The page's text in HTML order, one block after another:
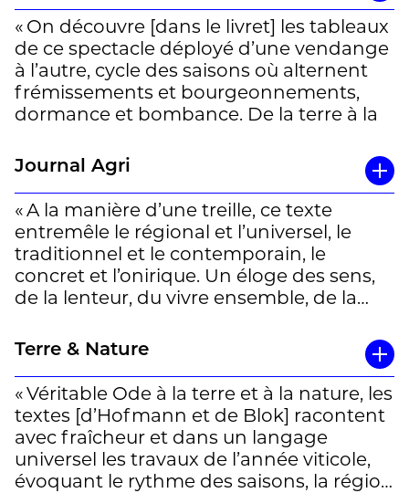
« On découvre [dans le livret] les tableaux
de ce spectacle déployé d’une vendange
à l’autre, cycle des saisons où alternent
frémissements et bourgeonnements,
dormance et bombance. De la terre à la
déploie un lyrisme habilement suspendu
entre chant de la nature et ode aux
travailleurs viticoles. Une célébration
enracinée dans ces parchets penchés,
teintée d’humour local, mais déployée
vers l’universel en une geste qui n’est, au
détour de quelques vers, pas sans
évoquer celle d’un Jean Villard-Gilles. »
Un article de Thierry Raboud à lire en
entierici
Journal Agri
« A la manière d’une treille, ce texte
entremêle le régional et l’universel, le
traditionnel et le contem­porain, le
concret et l’oni­rique. Un éloge des sens,
de la lenteur, du vivre­ ensemble, de la
Terre & Nature
« Véritable Ode à la terre et à la nature, les
textes [d’Hofmann et de Blok] racontent
avec fraîcheur et dans un langage
universel les travaux de l’année viticole,
évoquant le rythme des saisons, la région